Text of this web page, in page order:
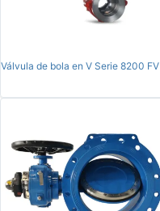
Válvula de bola en V Serie 8200 FV